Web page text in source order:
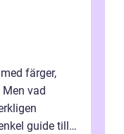
färger,
vad
guide till